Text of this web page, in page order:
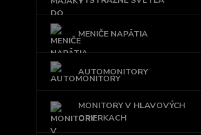
MENIČE NAPÄTIA
AUTOMONITORY
MONITORY V HLAVOVÝCH
OPIERKACH